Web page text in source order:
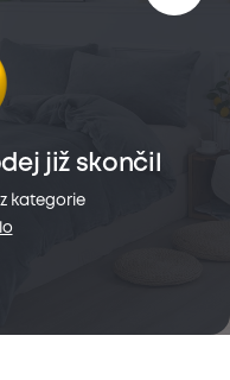
již skončil
kategorie